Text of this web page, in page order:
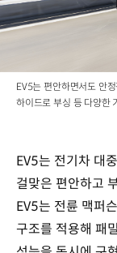
EV5는 편안하면서도 안
하이드로 부싱 등 다양한
EV5는 전기차 대
걸맞은 편안하고
EV5는 전륜 맥퍼
구조를 적용해 패